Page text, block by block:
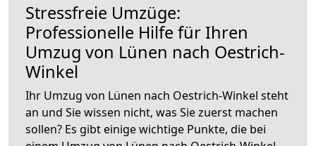
Stressfreie Umzüge:
Professionelle Hilfe für Ihren
Umzug von Lünen nach Oestrich-
Winkel
Ihr Umzug von Lünen nach Oestrich-Winkel steht
an und Sie wissen nicht, was Sie zuerst machen
sollen? Es gibt einige wichtige Punkte, die bei